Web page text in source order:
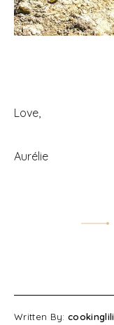
Love,
Aurélie
Written By: cookinglili